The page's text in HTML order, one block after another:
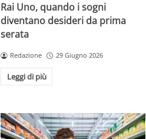
Rai Uno, quando i sogni
diventano desideri da prima
serata
Redazione 29 Giugno 2026
Leggi di più